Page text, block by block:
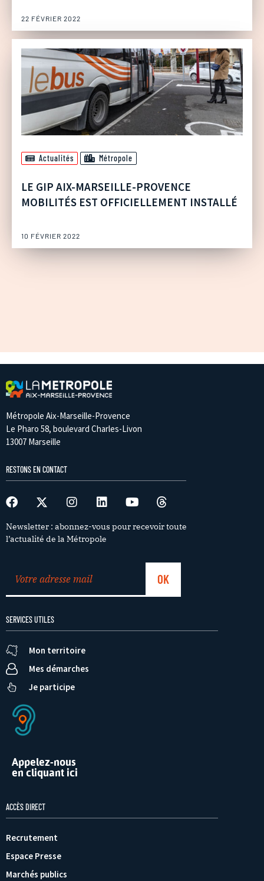
22 FÉVRIER 2022
Actualités Métropole
LE GIP AIX-MARSEILLE-PROVENCE
MOBILITÉS EST OFFICIELLEMENT INSTALLÉ
10 FÉVRIER 2022
Métropole Aix-Marseille-Provence
Le Pharo 58, boulevard Charles-Livon
13007 Marseille
RESTONS EN CONTACT
Newsletter : abonnez-vous pour recevoir toute
l’actualité de la Métropole
SERVICES UTILES
Mon territoire
Mes démarches
Je participe
Appelez-nous
en cliquant ici
ACCÈS DIRECT
Recrutement
Espace Presse
Marchés publics